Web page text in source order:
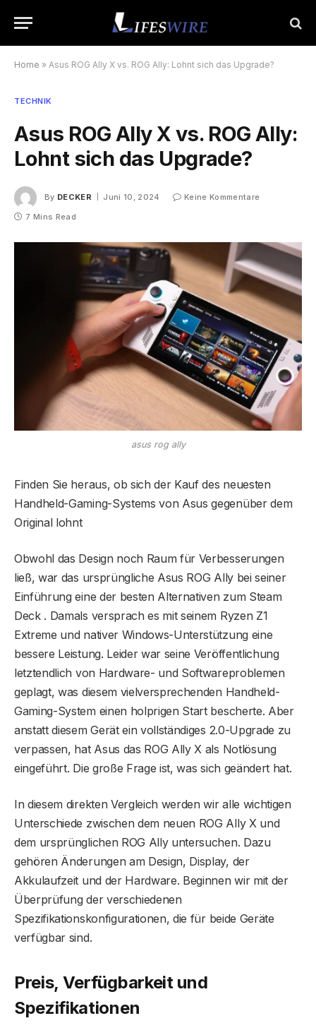
Home » Asus ROG Ally X vs. ROG Ally: Lohnt sich das Upgrade?
TECHNIK
Asus ROG Ally X vs. ROG Ally:
Lohnt sich das Upgrade?
By DECKER Juni 10, 2024
Keine Kommentare
7 Mins Read
asus rog ally
Finden Sie heraus, ob sich der Kauf des neuesten
Handheld-Gaming-Systems von Asus gegenüber dem
Original lohnt
Obwohl das Design noch Raum für Verbesserungen
ließ, war das ursprüngliche Asus ROG Ally bei seiner
Einführung eine der besten Alternativen zum Steam
Deck . Damals versprach es mit seinem Ryzen Z1
Extreme und nativer Windows-Unterstützung eine
bessere Leistung. Leider war seine Veröffentlichung
letztendlich von Hardware- und Softwareproblemen
geplagt, was diesem vielversprechenden Handheld-
Gaming-System einen holprigen Start bescherte. Aber
anstatt diesem Gerät ein vollständiges 2.0-Upgrade zu
verpassen, hat Asus das ROG Ally X als Notlösung
eingeführt. Die große Frage ist, was sich geändert hat.
In diesem direkten Vergleich werden wir alle wichtigen
Unterschiede zwischen dem neuen ROG Ally X und
dem ursprünglichen ROG Ally untersuchen. Dazu
gehören Änderungen am Design, Display, der
Akkulaufzeit und der Hardware. Beginnen wir mit der
Überprüfung der verschiedenen
Spezifikationskonfigurationen, die für beide Geräte
verfügbar sind.
Preis, Verfügbarkeit und
Spezifikationen